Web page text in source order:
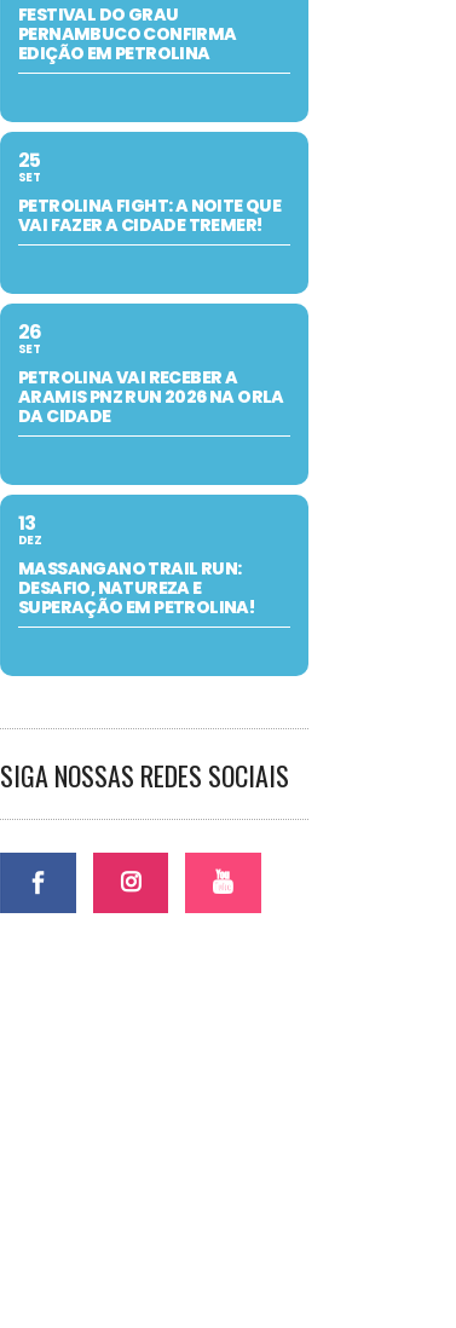
FESTIVAL DO GRAU
PERNAMBUCO CONFIRMA
EDIÇÃO EM PETROLINA
25
SET
PETROLINA FIGHT: A NOITE QUE
VAI FAZER A CIDADE TREMER!
26
SET
PETROLINA VAI RECEBER A
ARAMIS PNZ RUN 2026 NA ORLA
DA CIDADE
13
DEZ
MASSANGANO TRAIL RUN:
DESAFIO, NATUREZA E
SUPERAÇÃO EM PETROLINA!
SIGA NOSSAS REDES SOCIAIS